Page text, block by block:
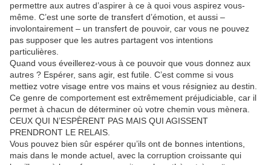
permettre aux autres d’aspirer à ce à quoi vous aspirez vous-
même. C’est une sorte de transfert d’émotion, et aussi –
involontairement – un transfert de pouvoir, car vous ne pouvez
pas supposer que les autres partagent vos intentions
particulières.
Quand vous éveillerez-vous à ce pouvoir que vous donnez aux
autres ? Espérer, sans agir, est futile. C’est comme si vous
mettiez votre visage entre vos mains et vous résigniez au destin.
Ce genre de comportement est extrêmement préjudiciable, car il
permet à chacun de déterminer où votre chemin vous mènera.
CEUX QUI N’ESPÈRENT PAS MAIS QUI AGISSENT
PRENDRONT LE RELAIS.
Vous pouvez bien sûr espérer qu’ils ont de bonnes intentions,
mais dans le monde actuel, avec la corruption croissante qui